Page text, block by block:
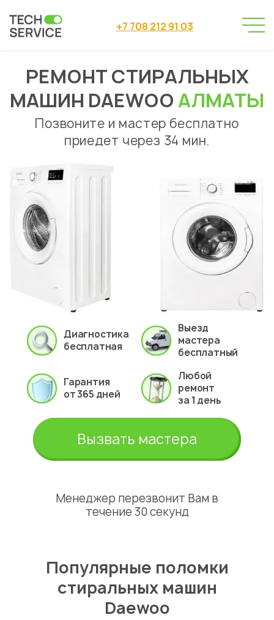
+7 708 212 91 03
Сервисный центр
→
Ремонт стиральных машин
→
Ремонт стиральных машин Daewoo
РЕМОНТ СТИРАЛЬНЫХ
МАШИН DAEWOOАЛМАТЫ
Позвоните и мастер бесплатно
приедет через 34 мин.
Диагностика
бесплатная
Выезд
мастера
бесплатный
Гарантия
от 365 дней
Любой
ремонт
за 1 день
Вызвать мастера
Менеджер перезвонит Вам в
течение 30 секунд
Популярные поломки
стиральных машин
Daewoo